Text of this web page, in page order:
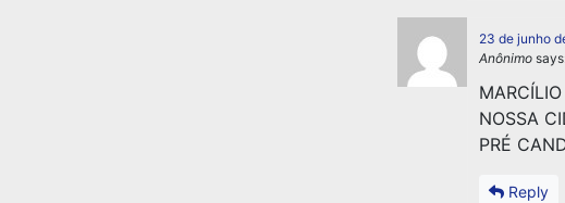
23 de junho
Anônimo
NOSSA
PRÉ
Reply